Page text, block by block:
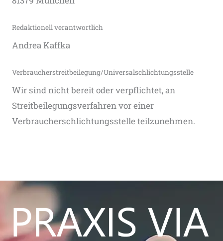
Redaktionell verantwortlich
Andrea Kaffka
Verbraucher­streit­beilegung/Universal­schlichtungs­stelle
Wir sind nicht bereit oder verpflichtet, an
Streitbeilegungsverfahren vor einer
Verbraucherschlichtungsstelle teilzunehmen.